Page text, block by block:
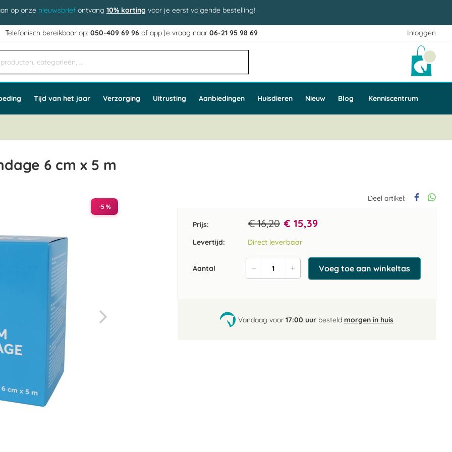
op onze nieuwsbrief ontvang 10% korting voor je eerst volgende bestelling!
Inloggen
Telefonisch bereikbaar op:050-409 69 96 of app je vraag naar06-21 95 98 69
Tijd van het jaar Verzorging Uitrusting Aanbiedingen Huisdieren Nieuw Blog Kenniscentrum
6 cm x 5 m
Deel artikel:
Prijs: € 16,20 € 15,39
Levertijd: Direct leverbaar
Aantal
Verhoog
de
Verlaag
de
Voeg toe aan winkeltas
Vandaag voor 17:00 uur besteld morgen in huis
-5 %